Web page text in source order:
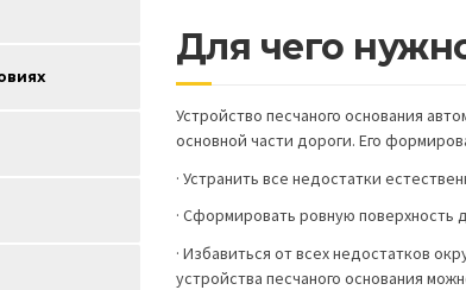
Для чего
Устройство песчаного основания
основной части дороги. Его
· Устранить все недостатки
· Сформировать ровную поверхность
· Избавиться от всех недостатков
устройства песчаного основания